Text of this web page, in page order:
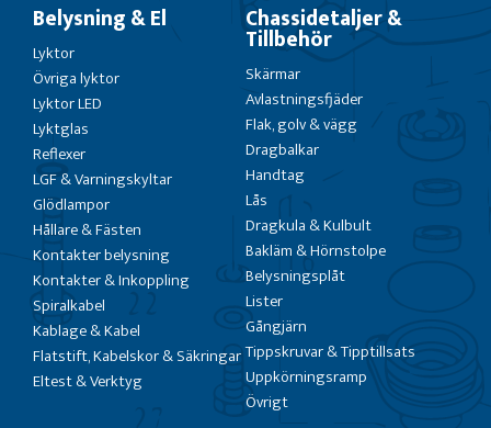
Belysning & El
Lyktor
Övriga lyktor
Lyktor LED
Lyktglas
Reflexer
LGF & Varningskyltar
Glödlampor
Hållare & Fästen
Kontakter belysning
Kontakter & Inkoppling
Spiralkabel
Kablage & Kabel
Flatstift, Kabelskor & Säkringar
Eltest & Verktyg
Chassidetaljer &
Tillbehör
Skärmar
Avlastningsfjäder
Flak, golv & vägg
Dragbalkar
Handtag
Lås
Dragkula & Kulbult
Bakläm & Hörnstolpe
Belysningsplåt
Lister
Gångjärn
Tippskruvar & Tipptillsats
Uppkörningsramp
Övrigt